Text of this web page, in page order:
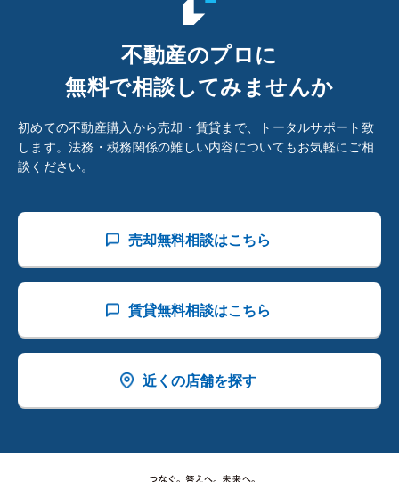
不動産のプロに
無料で相談してみませんか
初めての不動産購入から売却・賃貸まで、トータルサポート致
します。法務・税務関係の難しい内容についてもお気軽にご相
談ください。
売却無料相談はこちら
賃貸無料相談はこちら
近くの店舗を探す